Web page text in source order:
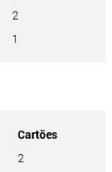
2
1
Cartões
2